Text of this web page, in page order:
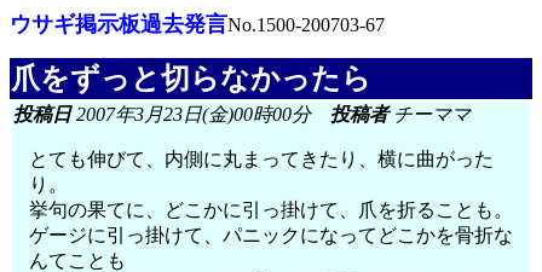
ウサギ掲示板過去発言No.1500-200703-67
爪をずっと切らなかったら
投稿日2007年3月23日(金)00時00分 投稿者チーママ
とても伸びて、内側に丸まってきたり、横に曲がった
り。
挙句の果てに、どこかに引っ掛けて、爪を折ることも。
ゲージに引っ掛けて、パニックになってどこかを骨折な
んてことも